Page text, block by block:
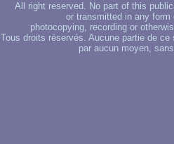
All right reserved. No part of this
or transmitted in any
photocopying, recording or
Tous droits réservés. Aucune partie de
par aucun moyen,